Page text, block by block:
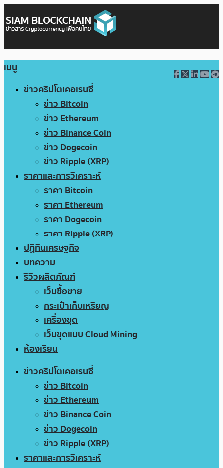
เมนู
ข่าวคริปโตเคอเรนซี่
ข่าว Bitcoin
ข่าว Ethereum
ข่าว Binance Coin
ข่าว Dogecoin
ข่าว Ripple (XRP)
ราคาและการวิเคราะห์
ราคา Bitcoin
ราคา Ethereum
ราคา Dogecoin
ราคา Ripple (XRP)
ปฏิทินเศรษฐกิจ
บทความ
รีวิวผลิตภัณฑ์
เว็บซื้อขาย
กระเป๋าเก็บเหรียญ
เครื่องขุด
เว็บขุดแบบ Cloud Mining
ห้องเรียน
ข่าวคริปโตเคอเรนซี่
ข่าว Bitcoin
ข่าว Ethereum
ข่าว Binance Coin
ข่าว Dogecoin
ข่าว Ripple (XRP)
ราคาและการวิเคราะห์